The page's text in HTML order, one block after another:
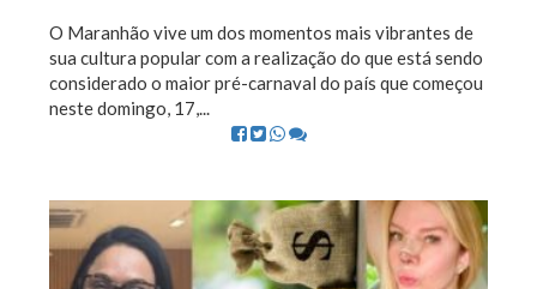
O Maranhão vive um dos momentos mais vibrantes de
sua cultura popular com a realização do que está sendo
considerado o maior pré-carnaval do país que começou
neste domingo, 17,...